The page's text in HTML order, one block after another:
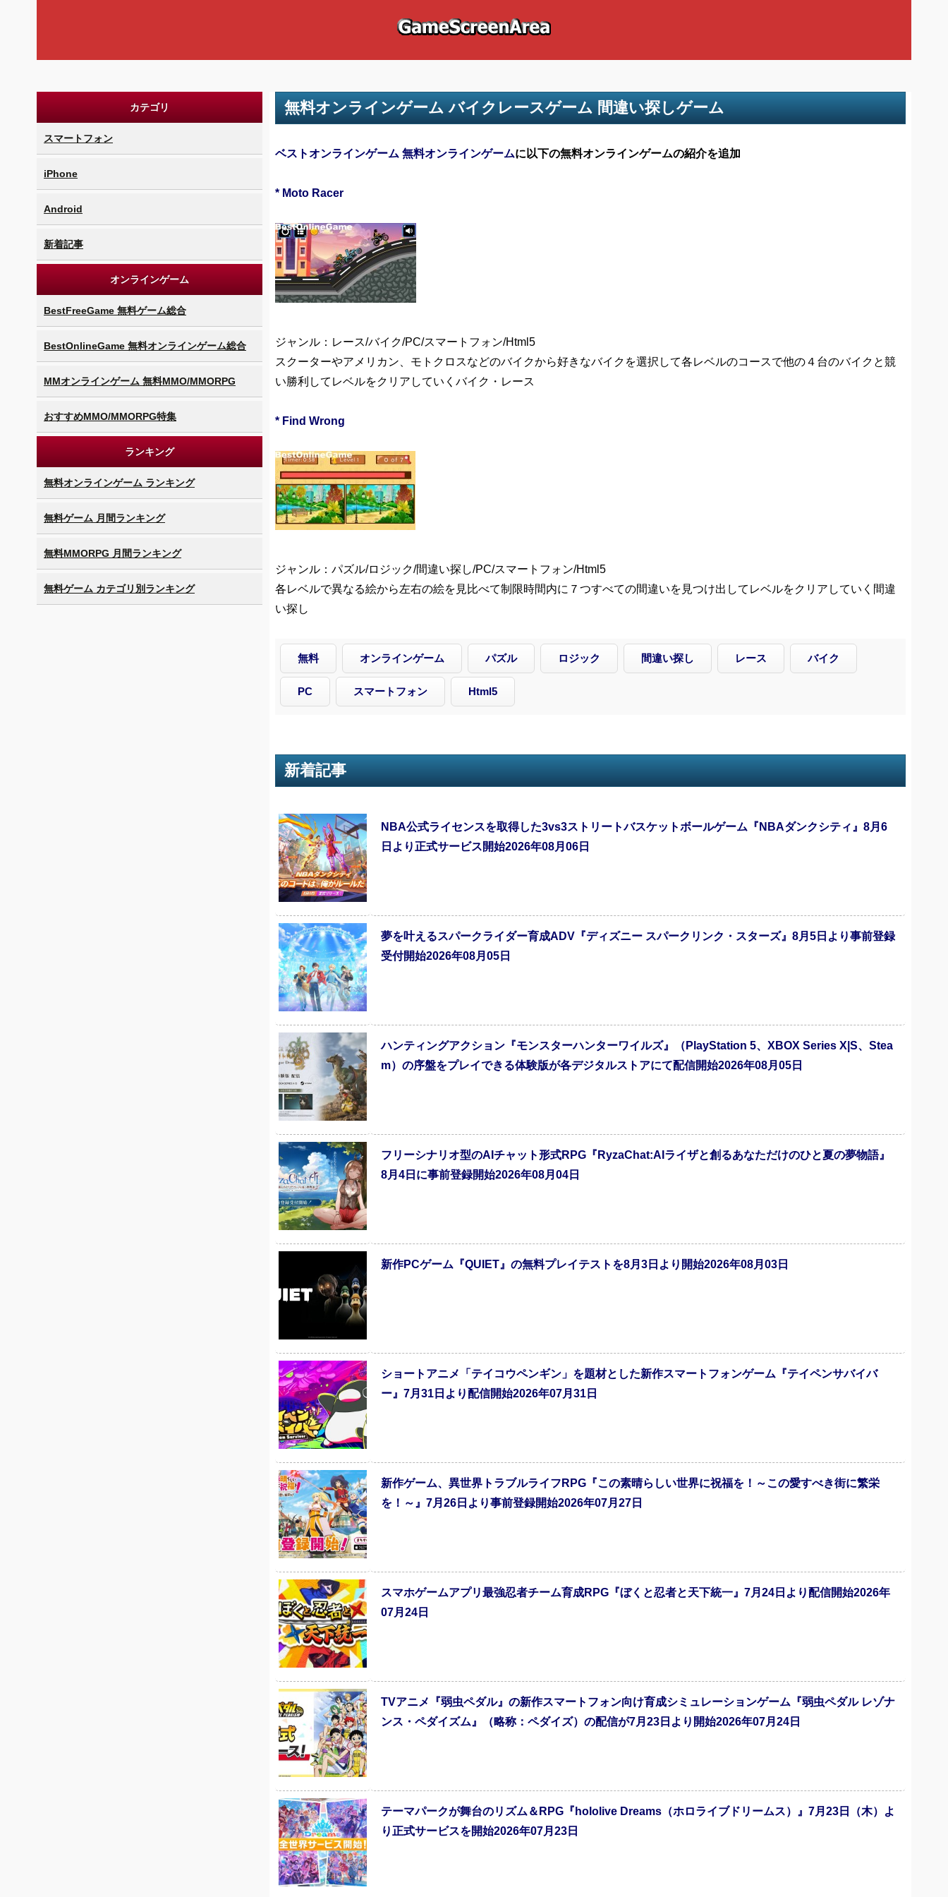
カテゴリ
スマートフォン
iPhone
Android
新着記事
オンラインゲーム
BestFreeGame 無料ゲーム総合
BestOnlineGame 無料オンラインゲーム総合
MMオンラインゲーム 無料MMO/MMORPG
おすすめMMO/MMORPG特集
ランキング
無料オンラインゲーム ランキング
無料ゲーム 月間ランキング
無料MMORPG 月間ランキング
無料ゲーム カテゴリ別ランキング
無料オンラインゲーム バイクレースゲーム 間違い探しゲーム
ベストオンラインゲーム 無料オンラインゲームに以下の無料オンラインゲームの紹介を追加
* Moto Racer
ジャンル：レース/バイク/PC/スマートフォン/Html5
スクーターやアメリカン、モトクロスなどのバイクから好きなバイクを選択して各レベルのコースで他の４台のバイクと競
い勝利してレベルをクリアしていくバイク・レース
* Find Wrong
ジャンル：パズル/ロジック/間違い探し/PC/スマートフォン/Html5
各レベルで異なる絵から左右の絵を見比べて制限時間内に７つすべての間違いを見つけ出してレベルをクリアしていく間違
い探し
無料 オンラインゲーム パズル ロジック 間違い探し レース バイク
PC スマートフォン Html5
新着記事
NBA公式ライセンスを取得した3vs3ストリートバスケットボールゲーム『NBAダンクシティ』8月6
日より正式サービス開始2026年08月06日
夢を叶えるスパークライダー育成ADV『ディズニー スパークリンク・スターズ』8月5日より事前登録
受付開始2026年08月05日
ハンティングアクション『モンスターハンターワイルズ』（PlayStation 5、XBOX Series X|S、Stea
m）の序盤をプレイできる体験版が各デジタルストアにて配信開始2026年08月05日
フリーシナリオ型のAIチャット形式RPG『RyzaChat:AIライザと創るあなただけのひと夏の夢物語』
8月4日に事前登録開始2026年08月04日
新作PCゲーム『QUIET』の無料プレイテストを8月3日より開始2026年08月03日
ショートアニメ「テイコウペンギン」を題材とした新作スマートフォンゲーム『テイペンサバイバ
ー』7月31日より配信開始2026年07月31日
新作ゲーム、異世界トラブルライフRPG『この素晴らしい世界に祝福を！～この愛すべき街に繁栄
を！～』7月26日より事前登録開始2026年07月27日
スマホゲームアプリ最強忍者チーム育成RPG『ぼくと忍者と天下統一』7月24日より配信開始2026年
07月24日
TVアニメ『弱虫ペダル』の新作スマートフォン向け育成シミュレーションゲーム『弱虫ペダル レゾナ
ンス・ペダイズム』（略称：ペダイズ）の配信が7月23日より開始2026年07月24日
テーマパークが舞台のリズム＆RPG『hololive Dreams（ホロライブドリームス）』7月23日（木）よ
り正式サービスを開始2026年07月23日